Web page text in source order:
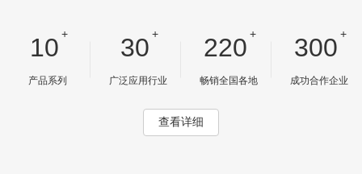
10 +
产品系列
30 +
广泛应用行业
220 +
畅销全国各地
300 +
成功合作企业
查看详细